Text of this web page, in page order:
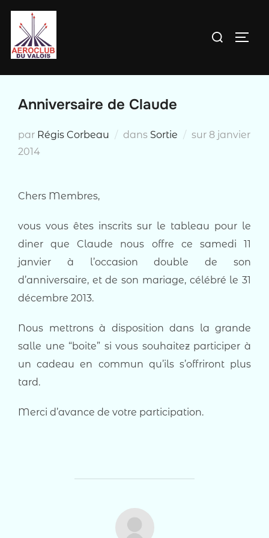
contenu
Rechercher :
Anniversaire de Claude
par Régis Corbeau dans Sortie sur Publié
8 janvier
2014
Chers Membres,
vous vous êtes inscrits sur le tableau pour le
diner que Claude nous offre ce samedi 11
janvier à l’occasion double de son
d’anniversaire, et de son mariage, célébré le 31
décembre 2013.
Nous mettrons à disposition dans la grande
salle une “boite” si vous souhaitez participer à
un cadeau en commun qu’ils s’offriront plus
tard.
Merci d’avance de votre participation.
AUTEUR DE LA PUBLICATION